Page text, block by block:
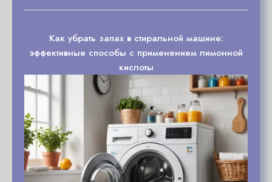
Как убрать запах в стиральной машине:
эффективные способы с применением лимонной
кислоты